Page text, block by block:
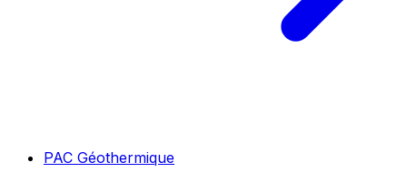
PAC Géothermique